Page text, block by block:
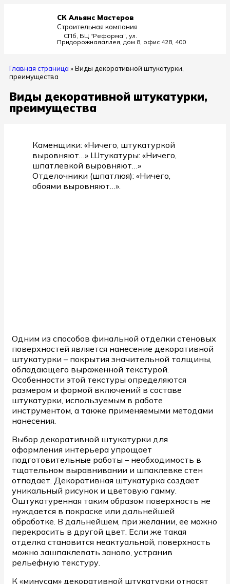
СК Альянс Мастеров
Строительная компания
СПб, БЦ "Реформа", ул.
Придорожнаяаллея, дом 8, офис 428, 400
Главная страница »Виды декоративной штукатурки,
преимущества
Виды декоративной штукатурки,
преимущества
Каменщики: «Ничего, штукатуркой
выровняют…» Штукатуры: «Ничего,
шпатлевкой выровняют…»
Отделочники (шпатлюя): «Ничего,
обоями выровняют…».
Одним из способов финальной отделки стеновых
поверхностей является нанесение декоративной
штукатурки – покрытия значительной толщины,
обладающего выраженной текстурой.
Особенности этой текстуры определяются
размером и формой включений в составе
штукатурки, используемым в работе
инструментом, а также применяемыми методами
нанесения.
Выбор декоративной штукатурки для
оформления интерьера упрощает
подготовительные работы – необходимость в
тщательном выравнивании и шпаклевке стен
отпадает. Декоративная штукатурка создает
уникальный рисунок и цветовую гамму.
Оштукатуренная таким образом поверхность не
нуждается в покраске или дальнейшей
обработке. В дальнейшем, при желании, ее можно
перекрасить в другой цвет. Если же такая
отделка становится неактуальной, поверхность
можно зашпаклевать заново, устранив
рельефную текстуру.
К «минусам» декоративной штукатурки относят